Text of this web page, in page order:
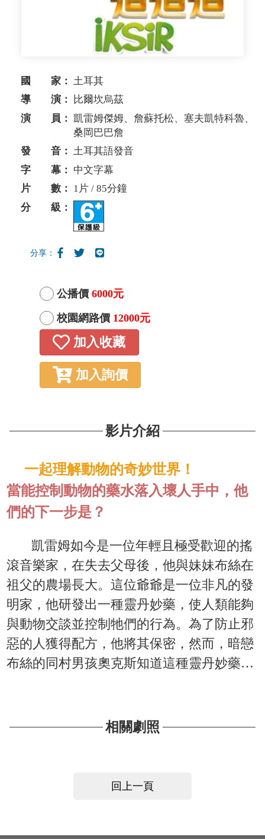
國 家： 土耳其
導 演：
比爾坎烏茲
演 員： 凱雷姆傑姆、詹蘇托松、塞夫凱特科魯、
桑岡巴巴詹
發 音： 土耳其語發音
字 幕： 中文字幕
片 數： 1片 / 85分鐘
分 級：
分享：
公播價 6000元
校園網路價 12000元
加入收藏
加入詢價
影片介紹
一起理解動物的奇妙世界！
當能控制動物的藥水落入壞人手中，他
們的下一步是？
凱雷姆如今是一位年輕且極受歡迎的搖
滾音樂家，在失去父母後，他與妹妹布絲在
祖父的農場長大。這位爺爺是一位非凡的發
明家，他研發出一種靈丹妙藥，使人類能夠
與動物交談並控制牠們的行為。為了防止邪
惡的人獲得配方，他將其保密，然而，暗戀
布絲的同村男孩奧克斯知道這種靈丹妙藥…
相關劇照
回上一頁